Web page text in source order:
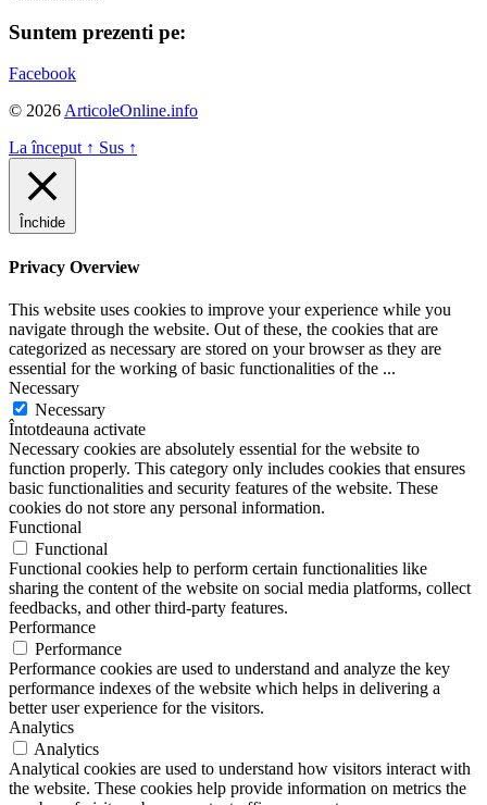
Suntem prezenti pe:
Facebook
© 2026 ArticoleOnline.info
La început ↑ Sus ↑
Închide
Privacy Overview
This website uses cookies to improve your experience while you
navigate through the website. Out of these, the cookies that are
categorized as necessary are stored on your browser as they are
essential for the working of basic functionalities of the ...
Necessary
Necessary
Întotdeauna activate
Necessary cookies are absolutely essential for the website to
function properly. This category only includes cookies that ensures
basic functionalities and security features of the website. These
cookies do not store any personal information.
Functional
Functional
Functional cookies help to perform certain functionalities like
sharing the content of the website on social media platforms, collect
feedbacks, and other third-party features.
Performance
Performance
Performance cookies are used to understand and analyze the key
performance indexes of the website which helps in delivering a
better user experience for the visitors.
Analytics
Analytics
Analytical cookies are used to understand how visitors interact with
the website. These cookies help provide information on metrics the